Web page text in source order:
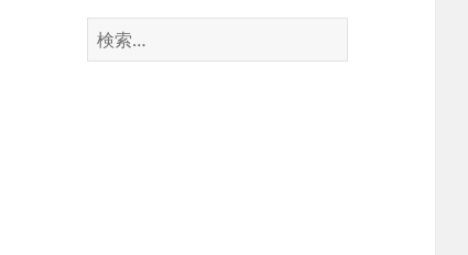
検
索: